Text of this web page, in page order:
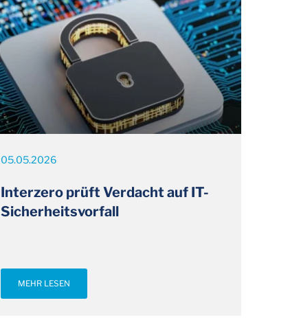
05.05.2026
Interzero prüft Verdacht auf IT-
Sicherheitsvorfall
MEHR LESEN